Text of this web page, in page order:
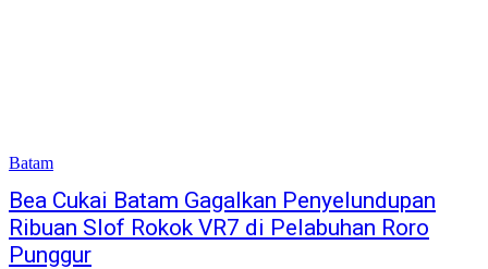
Batam
Bea Cukai Batam Gagalkan Penyelundupan
Ribuan Slof Rokok VR7 di Pelabuhan Roro
Punggur